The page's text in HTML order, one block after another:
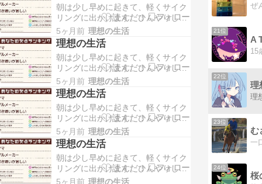
朝は少し早めに起きて、軽くサイク
リングに出かけます。ひんやりした
空気の中を走りながら、コンビニへ
立ち寄ってコーヒーとパンを買い、
そのまま外でさっと朝食をとりま
す。静かな朝の時間に体を動かしつ
つ、好きな飲み物と一緒に気持ちよ
く一日を始められる瞬間です。 帰宅
後は、そのまま家でゆっく…
5ヶ月前 理想の生活
理想の生活
朝は少し早めに起きて、軽くサイク
リングに出かけます。ひんやりした
空気の中を走りながら、コンビニへ
立ち寄ってコーヒーとパンを買い、
そのまま外でさっと朝食をとりま
す。静かな朝の時間に体を動かしつ
つ、好きな飲み物と一緒に気持ちよ
く一日を始められる瞬間です。 帰宅
後は、そのまま家でゆっく…
5ヶ月前 理想の生活
理想の生活
朝は少し早めに起きて、軽くサイク
リングに出かけます。ひんやりした
空気の中を走りながら、コンビニへ
立ち寄ってコーヒーとパンを買い、
そのまま外でさっと朝食をとりま
す。静かな朝の時間に体を動かしつ
つ、好きな飲み物と一緒に気持ちよ
く一日を始められる瞬間です。 帰宅
5ヶ月前 理想の生活
理想の生活
朝は少し早めに起きて、軽くサイク
リングに出かけます。ひんやりした
空気の中を走りながら、コンビニへ
5ヶ月前 理想の生活
ぜ
21位
A
22位
理
理
23位
24位